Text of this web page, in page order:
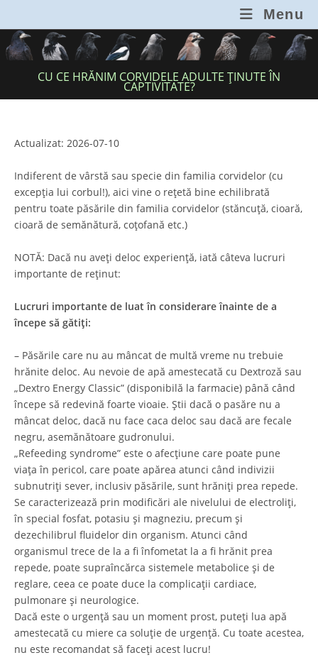
content
Menu
CU CE HRĂNIM CORVIDELE ADULTE ȚINUTE ÎN
CAPTIVITATE?
Actualizat: 2026-07-10
Indiferent de vârstă sau specie din familia corvidelor (cu
excepția lui corbul!), aici vine o rețetă bine echilibrată
pentru toate păsările din familia corvidelor (stăncuță, cioară,
cioară de semănătură, coțofană etc.)
NOTĂ: Dacă nu aveți deloc experiență, iată câteva lucruri
importante de reținut:
Lucruri importante de luat în considerare înainte de a
începe să gătiți:
– Păsările care nu au mâncat de multă vreme nu trebuie
hrănite deloc. Au nevoie de apă amestecată cu Dextroză sau
„Dextro Energy Classic” (disponibilă la farmacie) până când
începe să redevină foarte vioaie. Știi dacă o pasăre nu a
mâncat deloc, dacă nu face caca deloc sau dacă are fecale
negru, asemănătoare gudronului.
„Refeeding syndrome” este o afecțiune care poate pune
viața în pericol, care poate apărea atunci când indivizii
subnutriți sever, inclusiv păsările, sunt hrăniți prea repede.
Se caracterizează prin modificări ale nivelului de electroliți,
în special fosfat, potasiu și magneziu, precum și
dezechilibrul fluidelor din organism. Atunci când
organismul trece de la a fi înfometat la a fi hrănit prea
repede, poate supraîncărca sistemele metabolice și de
reglare, ceea ce poate duce la complicații cardiace,
pulmonare și neurologice.
Dacă este o urgență sau un moment prost, puteți lua apă
amestecată cu miere ca soluție de urgență. Cu toate acestea,
nu este recomandat să faceți acest lucru!